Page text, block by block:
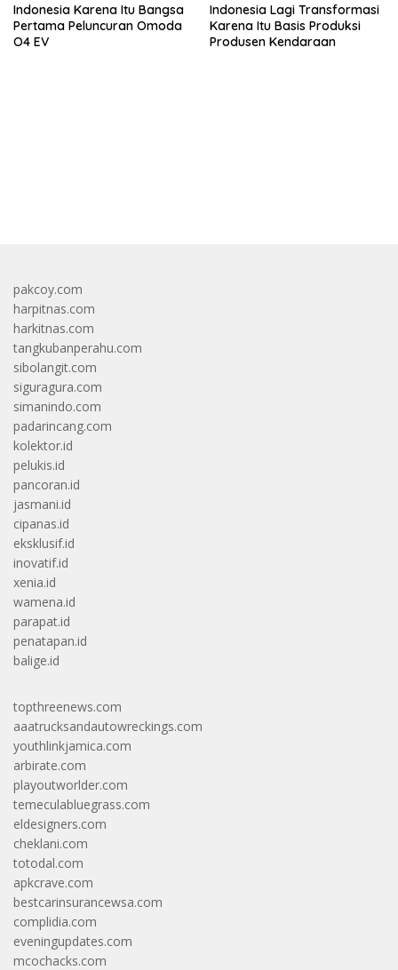
Indonesia Karena Itu Bangsa
Pertama Peluncuran Omoda
O4 EV
Indonesia Lagi Transformasi
Karena Itu Basis Produksi
Produsen Kendaraan
pakcoy.com
harpitnas.com
harkitnas.com
tangkubanperahu.com
sibolangit.com
siguragura.com
simanindo.com
padarincang.com
kolektor.id
pelukis.id
pancoran.id
jasmani.id
cipanas.id
eksklusif.id
inovatif.id
xenia.id
wamena.id
parapat.id
penatapan.id
balige.id
topthreenews.com
aaatrucksandautowreckings.com
youthlinkjamica.com
arbirate.com
playoutworlder.com
temeculabluegrass.com
eldesigners.com
cheklani.com
totodal.com
apkcrave.com
bestcarinsurancewsa.com
complidia.com
eveningupdates.com
mcochacks.com